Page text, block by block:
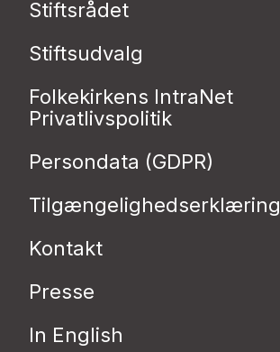
Stiftsrådet
Stiftsudvalg
Folkekirkens IntraNet
Privatlivspolitik
Persondata (GDPR)
Tilgængelighedserklæring
Kontakt
Presse
In English